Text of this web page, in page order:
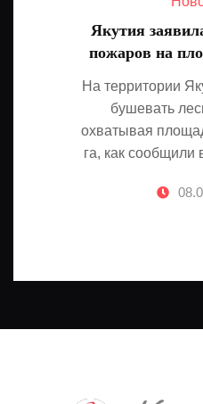
Якутия
пожаров на
На территории
бушевать
охватывая
га, как сообщили